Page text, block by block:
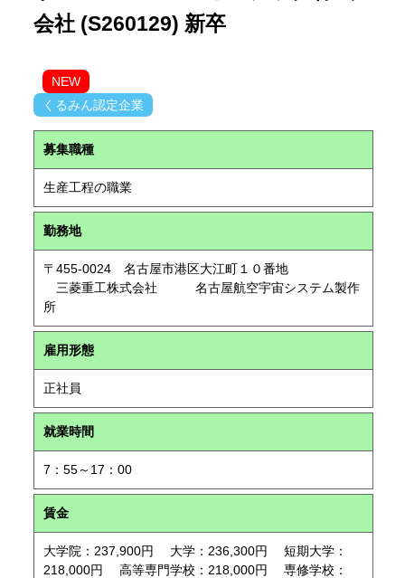
会社 (S260129) 新卒
NEW
くるみん認定企業
募集職種
生産工程の職業
勤務地
〒455-0024 名古屋市港区大江町１０番地
三菱重工株式会社 名古屋航空宇宙システム製作
所
雇用形態
正社員
就業時間
7：55～17：00
賃金
大学院：237,900円 大学：236,300円 短期大学：
218,000円 高等専門学校：218,000円 専修学校：